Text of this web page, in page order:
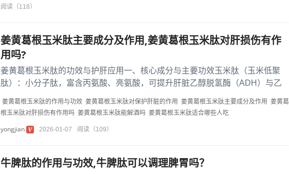
阅读（118）
姜黄葛根玉米肽主要成分及作用,姜黄葛根玉米肽对肝损伤有作
用吗?
姜黄葛根玉米肽的功效与护肝应用一、核心成分与主要功效玉米肽（玉米低聚
肽）：小分子肽，富含丙氨酸、亮氨酸，可提升肝脏乙醇脱氢酶（ADH）与乙
姜黄葛根玉米肽的作用与功效 姜黄葛根玉米肽对保护肝脏的作用 姜黄葛根玉米肽主要成分及作用 姜黄葛
根玉米肽对肝损伤有作用吗 姜黄葛根玉米肽能解酒吗 姜黄葛根玉米肽适合哪些人吃
yongjian
2026-01-07 阅读（109）
牛脾肽的作用与功效,牛脾肽可以调理脾胃吗？